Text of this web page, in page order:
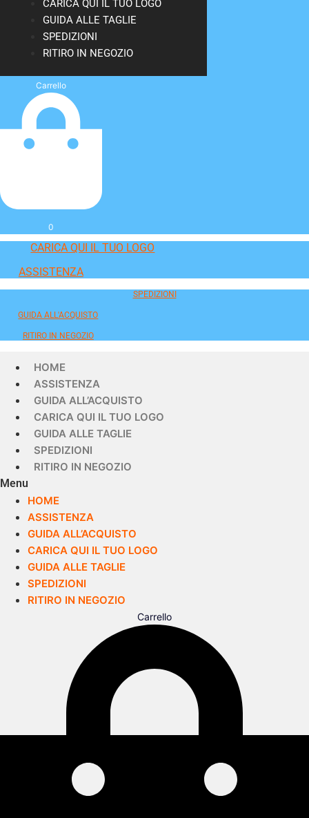
CARICA QUI IL TUO LOGO
GUIDA ALLE TAGLIE
SPEDIZIONI
RITIRO IN NEGOZIO
Carrello
0
CARICA QUI IL TUO LOGO
ASSISTENZA
SPEDIZIONI
GUIDA ALL'ACQUISTO
RITIRO IN NEGOZIO
HOME
ASSISTENZA
GUIDA ALL’ACQUISTO
CARICA QUI IL TUO LOGO
GUIDA ALLE TAGLIE
SPEDIZIONI
RITIRO IN NEGOZIO
Menu
HOME
ASSISTENZA
GUIDA ALL’ACQUISTO
CARICA QUI IL TUO LOGO
GUIDA ALLE TAGLIE
SPEDIZIONI
RITIRO IN NEGOZIO
Carrello